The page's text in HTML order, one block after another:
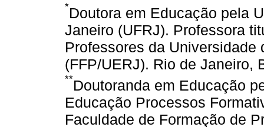
*Doutora em Educação pela
Janeiro (UFRJ). Professora
Professores da
(FFP/UERJ). Rio de Janeiro,
**Doutoranda em Educação
Educação Processos
Faculdade de Formação de